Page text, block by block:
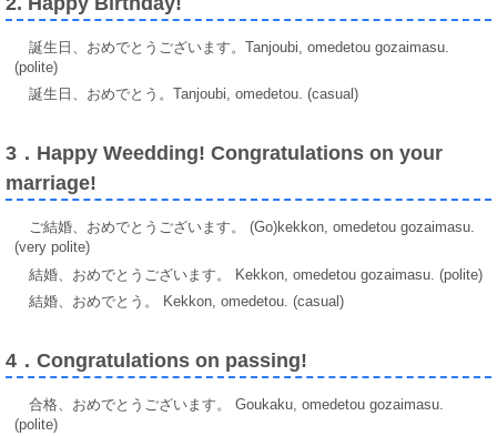
誕生日、おめでとうございます。Tanjoubi, omedetou gozaimasu.
(polite)
誕生日、おめでとう。Tanjoubi, omedetou. (casual)
3．Happy Weedding! Congratulations on your
marriage!
ご結婚、おめでとうございます。 (Go)kekkon, omedetou gozaimasu.
(very polite)
結婚、おめでとうございます。 Kekkon, omedetou gozaimasu. (polite)
結婚、おめでとう。 Kekkon, omedetou. (casual)
4．Congratulations on passing!
合格、おめでとうございます。 Goukaku, omedetou gozaimasu.
(polite)